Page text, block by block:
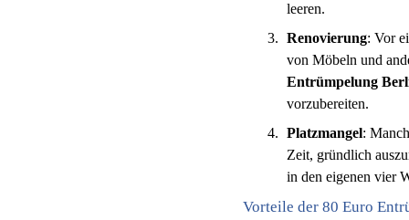
leeren.
Renovierung: Vor
von Möbeln und
Entrümpelung
vorzubereiten.
Platzmangel:
Zeit, gründlich
in den eigenen vier
Vorteile der 80 Euro